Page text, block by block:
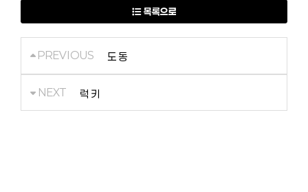
목록으로
PREVIOUS 도 동
NEXT 럭 키